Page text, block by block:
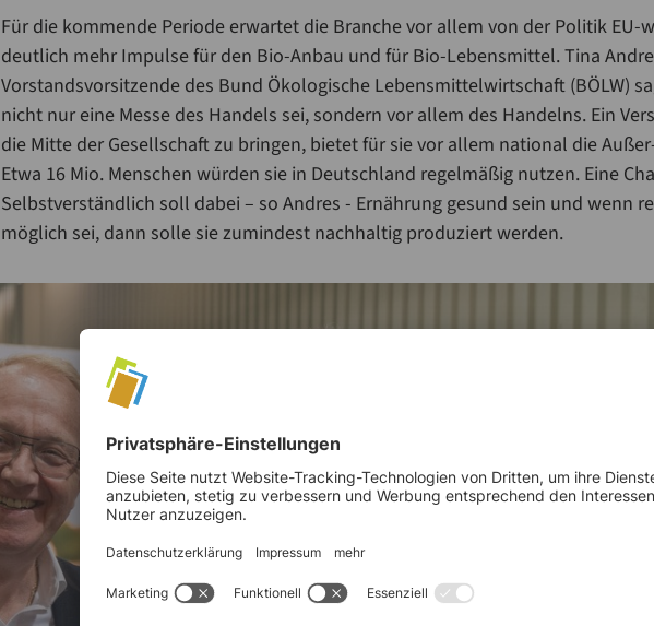
Für die kommende Periode erwartet die Branche vor allem von der Politik EU-
deutlich mehr Impulse für den Bio-Anbau und für Bio-Lebensmittel. Tina
Vorstandsvorsitzende des Bund Ökologische Lebensmittelwirtschaft (BÖLW)
nicht nur eine Messe des Handels sei, sondern vor allem des Handelns. Ein
die Mitte der Gesellschaft zu bringen, bietet für sie vor allem national die
Etwa 16 Mio. Menschen würden sie in Deutschland regelmäßig nutzen. Eine
Selbstverständlich soll dabei – so Andres - Ernährung gesund sein und wenn
möglich sei, dann solle sie zumindest nachhaltig produziert werden.